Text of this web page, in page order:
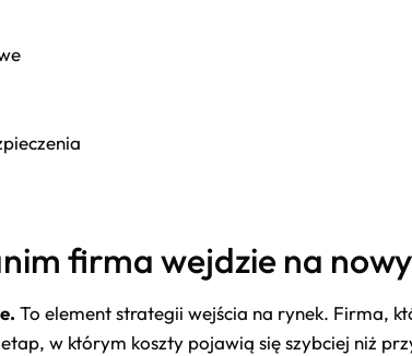
firma wejdzie na
To element strategii wejścia na rynek. Firma,
w którym koszty pojawią się szybciej niż